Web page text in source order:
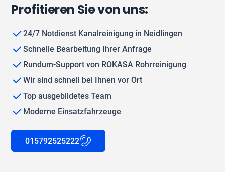
Profitieren Sie von uns:
24/7 Notdienst Kanalreinigung in Neidlingen
Schnelle Bearbeitung Ihrer Anfrage
Rundum-Support von ROKASA Rohrreinigung
Wir sind schnell bei Ihnen vor Ort
Top ausgebildetes Team
Moderne Einsatzfahrzeuge
015792525222